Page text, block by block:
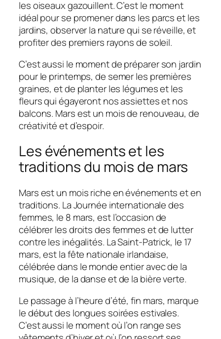
les oiseaux gazouillent. C’est le moment
idéal pour se promener dans les parcs et les
jardins, observer la nature qui se réveille, et
profiter des premiers rayons de soleil.
C’est aussi le moment de préparer son jardin
pour le printemps, de semer les premières
graines, et de planter les légumes et les
fleurs qui égayeront nos assiettes et nos
balcons. Mars est un mois de renouveau, de
créativité et d’espoir.
Les événements et les
traditions du mois de mars
Mars est un mois riche en événements et en
traditions. La Journée internationale des
femmes, le 8 mars, est l’occasion de
célébrer les droits des femmes et de lutter
contre les inégalités. La Saint-Patrick, le 17
mars, est la fête nationale irlandaise,
célébrée dans le monde entier avec de la
musique, de la danse et de la bière verte.
Le passage à l’heure d’été, fin mars, marque
le début des longues soirées estivales.
C’est aussi le moment où l’on range ses